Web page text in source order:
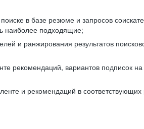
в базе резюме и запросов
наиболее подходящие;
и ранжирования результатов
рекомендаций, вариантов подписок
и рекомендаций в